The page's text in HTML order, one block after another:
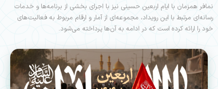
نمافر همزمان با ایام اربعین حسینی نیز با اجرای بخشی از برنامه‌ها و خدمات
رسانه‌ای مرتبط با این رویداد، مجموعه‌ای از آمار و ارقام مربوط به فعالیت‌های
خود را ارائه کرده است که در ادامه به آن‌ها پرداخته می‌شود.